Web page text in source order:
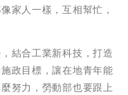
家人一樣，互相幫忙，
結合工業新科技，打造
政目標，讓在地青年能
努力，勞動部也要跟上